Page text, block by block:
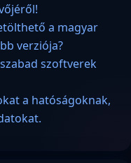
a magyar
verziója?
szoftverek
a hatóságoknak,